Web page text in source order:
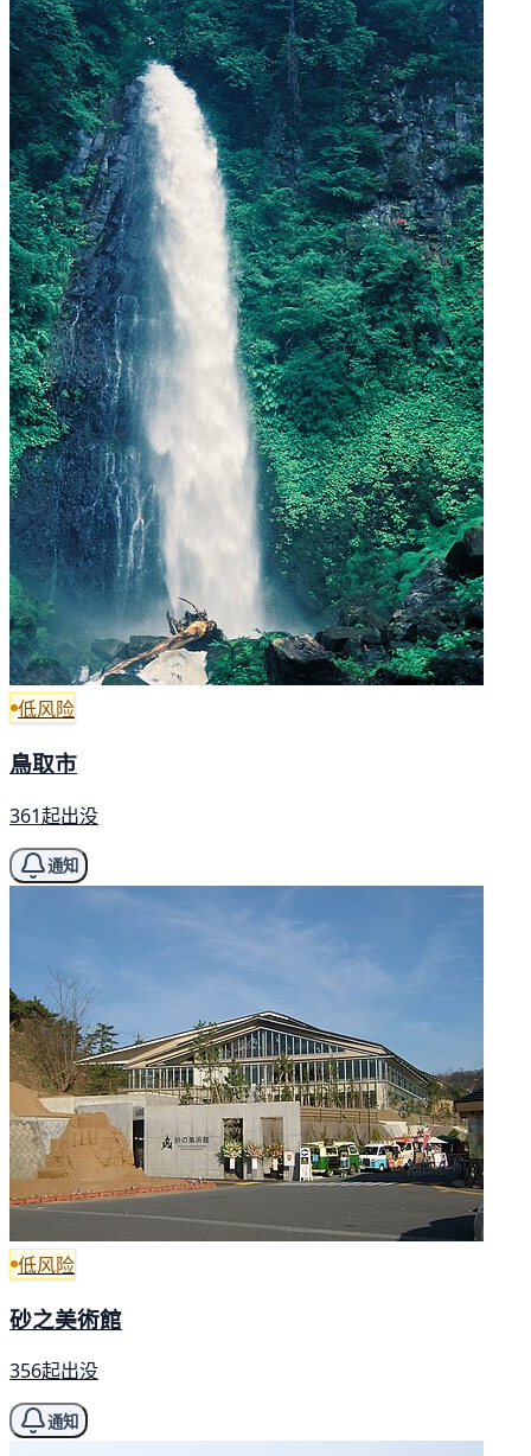
低风险
鳥取市
361起出没
通知
低风险
砂之美術館
356起出没
通知